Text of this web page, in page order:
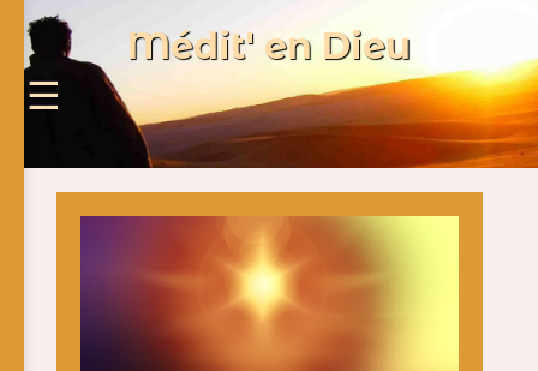
Médit' en Dieu